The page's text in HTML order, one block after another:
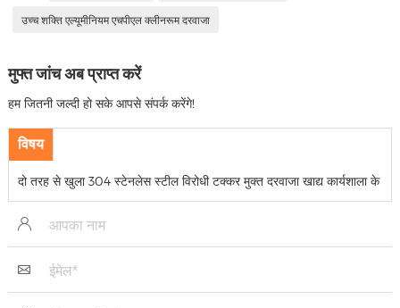
उच्च शक्ति एल्यूमीनियम एचपीएल क्लीनरूम दरवाजा
मुफ्त जांच अब प्राप्त करें
हम जितनी जल्दी हो सके आपसे संपर्क करेंगे!
विषय
दो तरह से खुला 304 स्टेनलेस स्टील विरोधी टक्कर मुक्त दरवाजा खाद्य कार्यशाला के
लिए